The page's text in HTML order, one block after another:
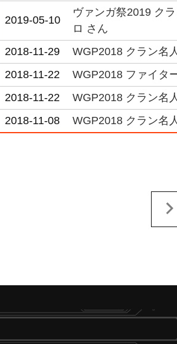
2019-05-10
ヴァンガ祭2019 ク
ロ さん
2018-11-29
WGP2018 クラン名
2018-11-22
WGP2018 ファイタ
2018-11-22
WGP2018 クラン名
2018-11-08
WGP2018 クラン名